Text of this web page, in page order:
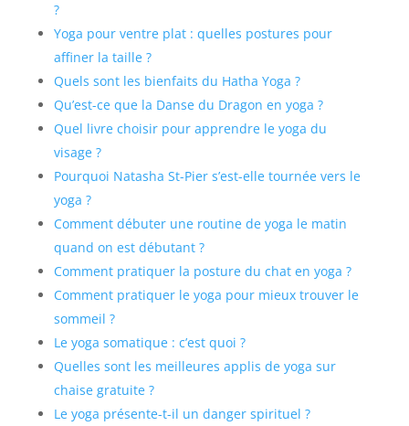
?
Yoga pour ventre plat : quelles postures pour
affiner la taille ?
Quels sont les bienfaits du Hatha Yoga ?
Qu’est-ce que la Danse du Dragon en yoga ?
Quel livre choisir pour apprendre le yoga du
visage ?
Pourquoi Natasha St-Pier s’est-elle tournée vers le
yoga ?
Comment débuter une routine de yoga le matin
quand on est débutant ?
Comment pratiquer la posture du chat en yoga ?
Comment pratiquer le yoga pour mieux trouver le
sommeil ?
Le yoga somatique : c’est quoi ?
Quelles sont les meilleures applis de yoga sur
chaise gratuite ?
Le yoga présente-t-il un danger spirituel ?